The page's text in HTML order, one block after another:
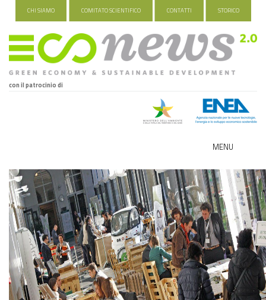
CHI SIAMO COMITATO SCIENTIFICO CONTATTI STORICO
con il patrocinio di
MENU
ECO-NOMY
INDUSTRIA VERDE
FOOD&TRAVEL
HEALTH&WELLNESS
GREEN TECH